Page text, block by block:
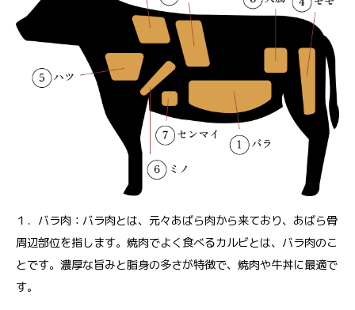
１．バラ肉：バラ肉とは、元々あばら肉から来ており、あばら骨
周辺部位を指します。焼肉でよく食べるカルビとは、バラ肉のこ
とです。濃厚な旨みと脂身の多さが特徴で、焼肉や牛丼に最適で
す。